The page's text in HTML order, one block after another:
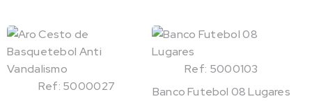
Ref: 5000027
Ref: 5000103
Banco Futebol 08 Lugares